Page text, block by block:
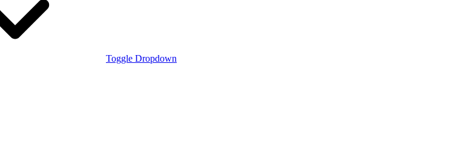
Toggle Dropdown